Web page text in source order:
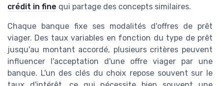
crédit in fine qui partage des concepts similaires.
Chaque banque fixe ses modalités d'offres de prêt
viager. Des taux variables en fonction du type de prêt
jusqu'au montant accordé, plusieurs critères peuvent
influencer l'acceptation d'une offre viager par une
banque. L'un des clés du choix repose souvent sur le